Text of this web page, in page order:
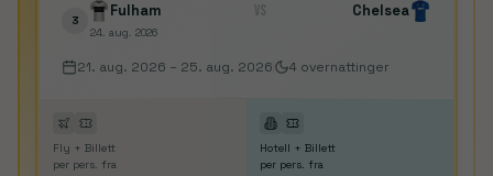
3
Fulham VS Chelsea
24. aug. 2026
21. aug. 2026 – 25. aug. 2026 4 overnattinger
Fly + Billett
per pers. fra
Hotell + Billett
per pers. fra